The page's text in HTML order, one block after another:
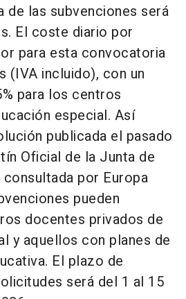
de las subvenciones será
El coste diario por
para esta convocatoria
(IVA incluido), con un
para los centros
especial. Así
publicada el pasado
Oficial de la Junta de
por Europa
pueden
docentes privados de
y aquellos con planes de
El plazo de
será del 1 al 15